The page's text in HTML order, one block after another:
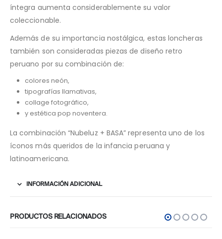
íntegra aumenta considerablemente su valor
coleccionable.
Además de su importancia nostálgica, estas loncheras
también son consideradas piezas de diseño retro
peruano por su combinación de:
colores neón,
tipografías llamativas,
collage fotográfico,
y estética pop noventera.
La combinación “Nubeluz + BASA” representa uno de los
íconos más queridos de la infancia peruana y
latinoamericana.
INFORMACIÓN ADICIONAL
PRODUCTOS RELACIONADOS